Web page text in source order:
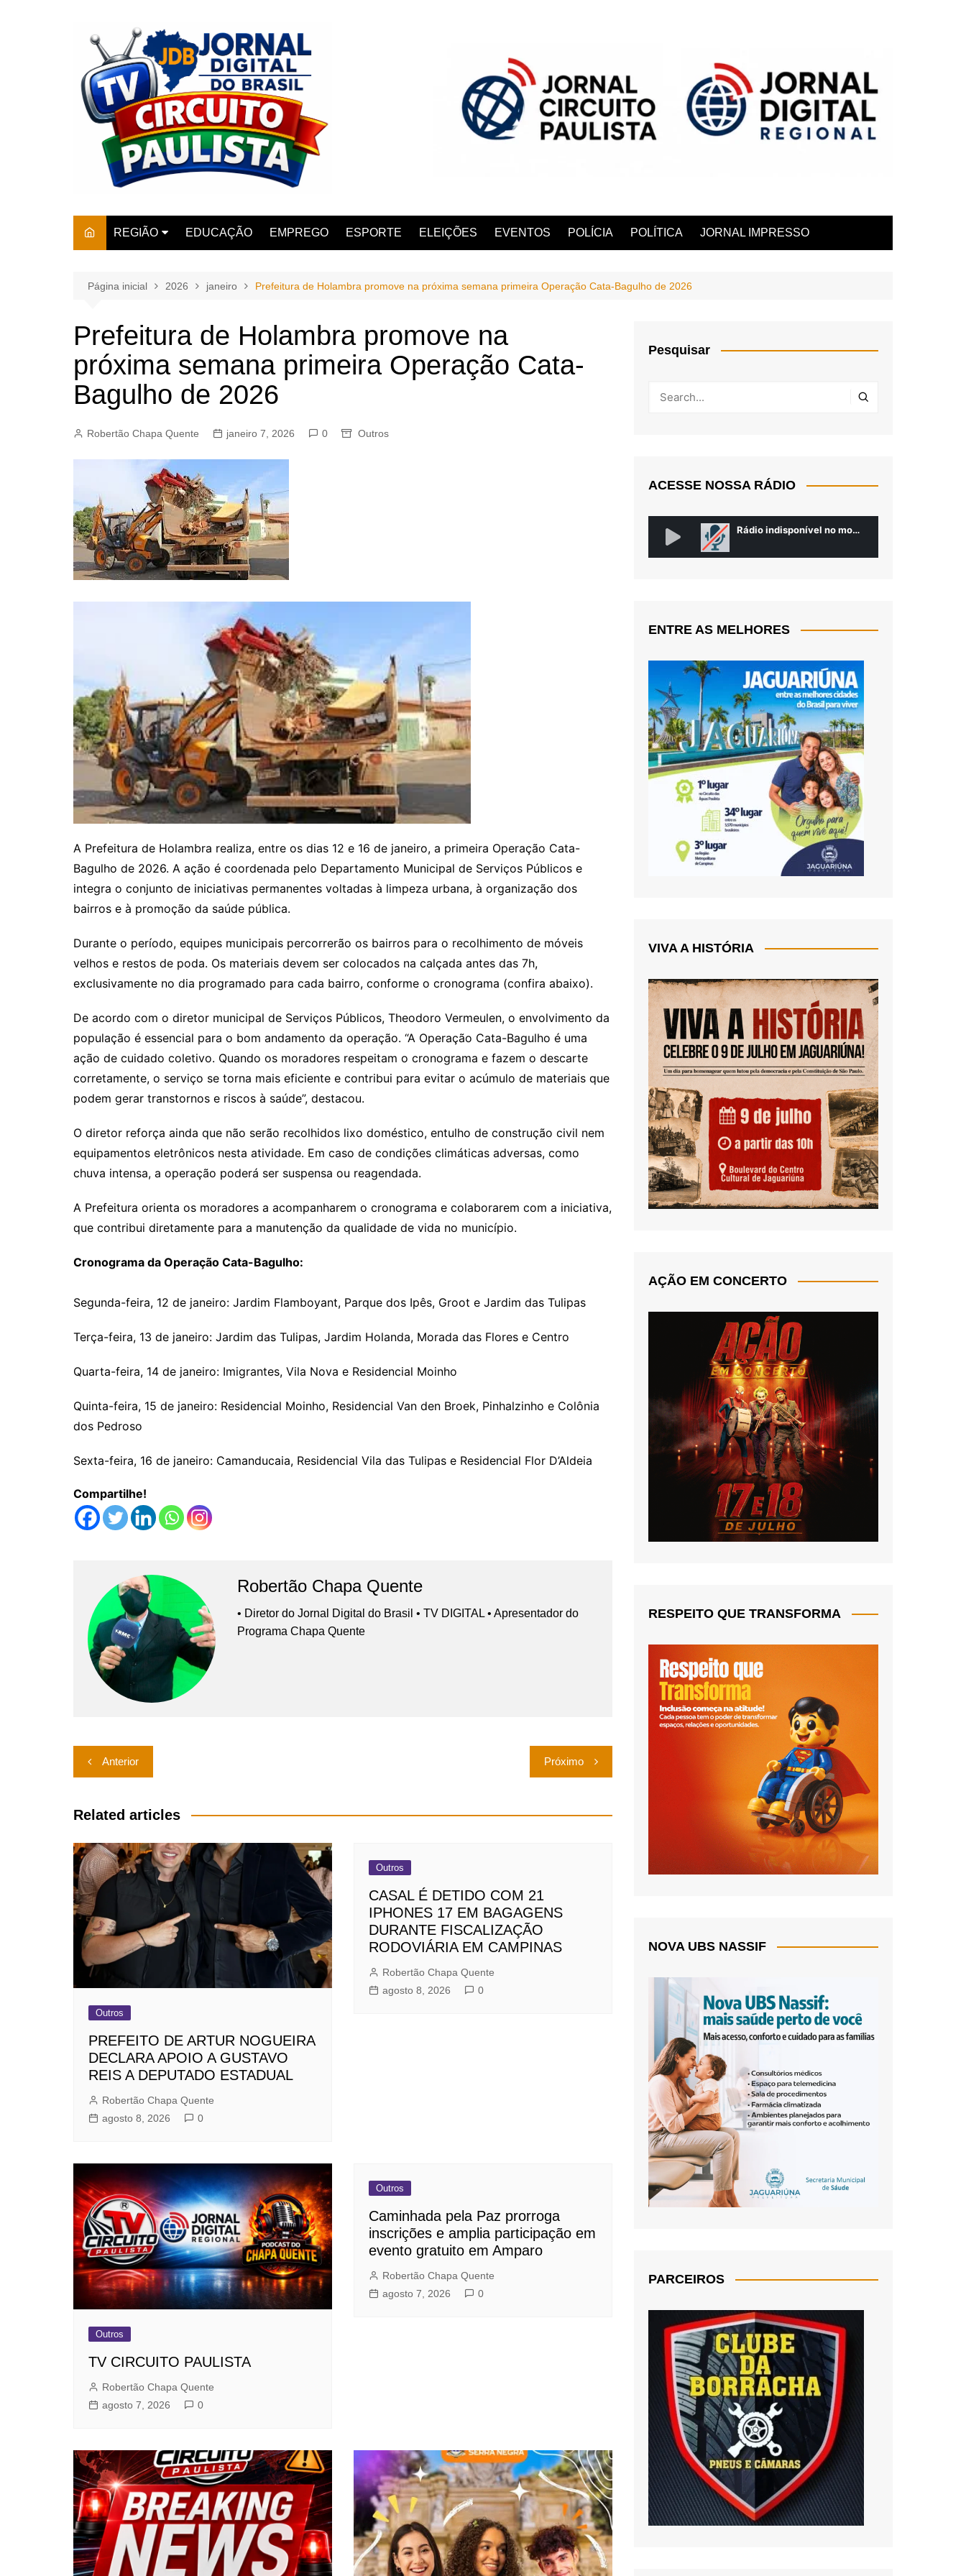
REGIÃO
AMPARO
BARRETOS
CAMPINAS
ESTIVA GERBI
JAGUARIÚNA
JUNDIAÍ
MOGI MIRIM
PAULÍNIA
PEDREIRA
EDUCAÇÃO EMPREGO ESPORTE ELEIÇÕES EVENTOS POLÍCIA POLÍTICA JORNAL IMPRESSO
Página inicial 2026 janeiro Prefeitura de Holambra promove na próxima semana primeira Operação Cata-Bagulho de 2026
Prefeitura de Holambra promove na
próxima semana primeira Operação Cata-
Bagulho de 2026
Robertão Chapa Quente janeiro 7, 2026 0 Outros
A Prefeitura de Holambra realiza, entre os dias 12 e 16 de janeiro, a primeira Operação Cata-
Bagulho de 2026. A ação é coordenada pelo Departamento Municipal de Serviços Públicos e
integra o conjunto de iniciativas permanentes voltadas à limpeza urbana, à organização dos
bairros e à promoção da saúde pública.
Durante o período, equipes municipais percorrerão os bairros para o recolhimento de móveis
velhos e restos de poda. Os materiais devem ser colocados na calçada antes das 7h,
exclusivamente no dia programado para cada bairro, conforme o cronograma (confira abaixo).
De acordo com o diretor municipal de Serviços Públicos, Theodoro Vermeulen, o envolvimento da
população é essencial para o bom andamento da operação. “A Operação Cata-Bagulho é uma
ação de cuidado coletivo. Quando os moradores respeitam o cronograma e fazem o descarte
corretamente, o serviço se torna mais eficiente e contribui para evitar o acúmulo de materiais que
podem gerar transtornos e riscos à saúde”, destacou.
O diretor reforça ainda que não serão recolhidos lixo doméstico, entulho de construção civil nem
equipamentos eletrônicos nesta atividade. Em caso de condições climáticas adversas, como
chuva intensa, a operação poderá ser suspensa ou reagendada.
A Prefeitura orienta os moradores a acompanharem o cronograma e colaborarem com a iniciativa,
que contribui diretamente para a manutenção da qualidade de vida no município.
Cronograma da Operação Cata-Bagulho:
Segunda-feira, 12 de janeiro: Jardim Flamboyant, Parque dos Ipês, Groot e Jardim das Tulipas
Terça-feira, 13 de janeiro: Jardim das Tulipas, Jardim Holanda, Morada das Flores e Centro
Quarta-feira, 14 de janeiro: Imigrantes, Vila Nova e Residencial Moinho
Quinta-feira, 15 de janeiro: Residencial Moinho, Residencial Van den Broek, Pinhalzinho e Colônia
dos Pedroso
Sexta-feira, 16 de janeiro: Camanducaia, Residencial Vila das Tulipas e Residencial Flor D’Aldeia
Compartilhe!
Robertão Chapa Quente
• Diretor do Jornal Digital do Brasil • TV DIGITAL • Apresentador do
Programa Chapa Quente
Navegação
de
Post
Anterior Próximo
Related articles
Outros
PREFEITO DE ARTUR NOGUEIRA
DECLARA APOIO A GUSTAVO
REIS A DEPUTADO ESTADUAL
Robertão Chapa Quente
agosto 8, 2026
0
Outros
CASAL É DETIDO COM 21
IPHONES 17 EM BAGAGENS
DURANTE FISCALIZAÇÃO
RODOVIÁRIA EM CAMPINAS
Robertão Chapa Quente
agosto 8, 2026
0
Outros
TV CIRCUITO PAULISTA
Robertão Chapa Quente
agosto 7, 2026
0
Outros
Caminhada pela Paz prorroga
inscrições e amplia participação em
evento gratuito em Amparo
Robertão Chapa Quente
agosto 7, 2026
0
Pesquisar
ACESSE NOSSA RÁDIO
ENTRE AS MELHORES
VIVA A HISTÓRIA
AÇÃO EM CONCERTO
RESPEITO QUE TRANSFORMA
NOVA UBS NASSIF
PARCEIROS